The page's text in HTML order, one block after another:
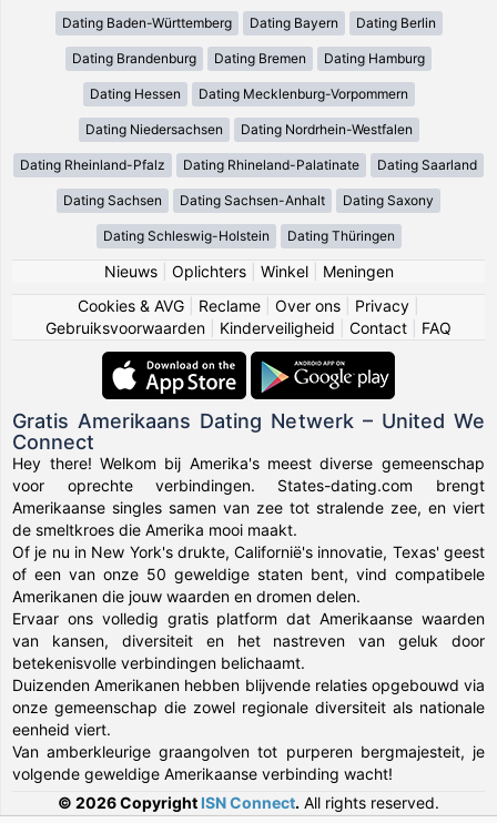
Dating Baden-Württemberg Dating Bayern Dating Berlin
Dating Brandenburg Dating Bremen Dating Hamburg
Dating Hessen Dating Mecklenburg-Vorpommern
Dating Niedersachsen Dating Nordrhein-Westfalen
Dating Rheinland-Pfalz Dating Rhineland-Palatinate Dating Saarland
Dating Sachsen Dating Sachsen-Anhalt Dating Saxony
Dating Schleswig-Holstein Dating Thüringen
Nieuws| Oplichters| Winkel| Meningen
Cookies & AVG
Reclame Over ons Privacy
Gebruiksvoorwaarden
Kinderveiligheid Contact FAQ
Gratis Amerikaans Dating Netwerk – United We
Connect
Hey there! Welkom bij Amerika's meest diverse gemeenschap
voor oprechte verbindingen. States-dating.com brengt
Amerikaanse singles samen van zee tot stralende zee, en viert
de smeltkroes die Amerika mooi maakt.
Of je nu in New York's drukte, Californië's innovatie, Texas' geest
of een van onze 50 geweldige staten bent, vind compatibele
Amerikanen die jouw waarden en dromen delen.
Ervaar ons volledig gratis platform dat Amerikaanse waarden
van kansen, diversiteit en het nastreven van geluk door
betekenisvolle verbindingen belichaamt.
Duizenden Amerikanen hebben blijvende relaties opgebouwd via
onze gemeenschap die zowel regionale diversiteit als nationale
eenheid viert.
Van amberkleurige graangolven tot purperen bergmajesteit, je
volgende geweldige Amerikaanse verbinding wacht!
© 2026 Copyright ISN Connect. All rights reserved.